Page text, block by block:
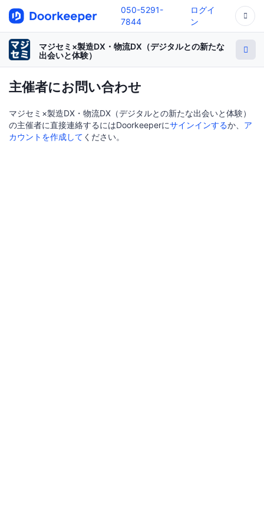
050-5291-
7844
ログイ
ン
マジセミ×製造DX・物流DX（デジタルとの新たな
出会いと体験）
主催者にお問い合わせ
マジセミ×製造DX・物流DX（デジタルとの新たな出会いと体験）
の主催者に直接連絡するにはDoorkeeperにサインインするか、 ア
カウントを作成して ください。